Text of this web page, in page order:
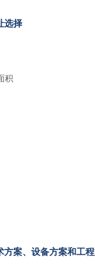
选择
积
方案、设备方案和工